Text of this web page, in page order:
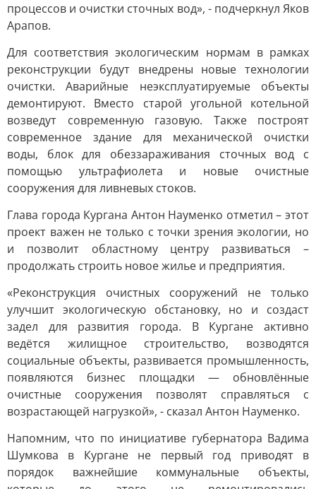
процессов и очистки сточных вод», - подчеркнул Яков
Арапов.
Для соответствия экологическим нормам в рамках
реконструкции будут внедрены новые технологии
очистки. Аварийные неэксплуатируемые объекты
демонтируют. Вместо старой угольной котельной
возведут современную газовую. Также построят
современное здание для механической очистки
воды, блок для обеззараживания сточных вод с
помощью ультрафиолета и новые очистные
сооружения для ливневых стоков.
Глава города Кургана Антон Науменко отметил – этот
проект важен не только с точки зрения экологии, но
и позволит областному центру развиваться –
продолжать строить новое жилье и предприятия.
«Реконструкция очистных сооружений не только
улучшит экологическую обстановку, но и создаст
задел для развития города. В Кургане активно
ведётся жилищное строительство, возводятся
социальные объекты, развивается промышленность,
появляются бизнес площадки — обновлённые
очистные сооружения позволят справляться с
возрастающей нагрузкой», - сказал Антон Науменко.
Напомним, что по инициативе губернатора Вадима
Шумкова в Кургане не первый год приводят в
порядок важнейшие коммунальные объекты,